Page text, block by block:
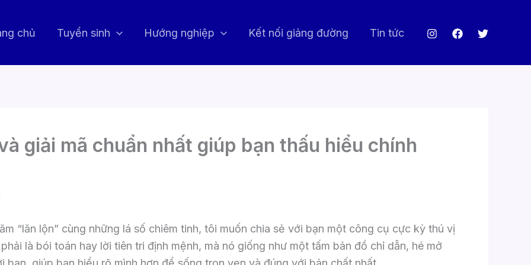
chủ Tuyển sinh Hướng nghiệp Kết nối giảng đường Tin tức
giải mã chuẩn nhất giúp bạn thấu hiểu chính
“lăn lộn” cùng những lá số chiêm tinh, tôi muốn chia sẻ với bạn một công cụ cực kỳ thú vị
là bói toán hay lời tiên tri định mệnh, mà nó giống như một tấm bản đồ chỉ dẫn, hé mở